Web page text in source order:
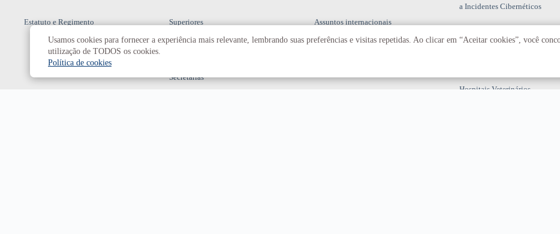
Estatuto e Regimento Superiores
Secretarias
Assuntos internacionais
a Incidentes Cibernéticos
Hospitais Veterinários
Usamos cookies para fornecer a experiência mais relevante, lembrando suas preferências e visitas repetidas. Ao clicar em “Aceitar cookies”, você
utilização de TODOS os cookies.
Política de cookies